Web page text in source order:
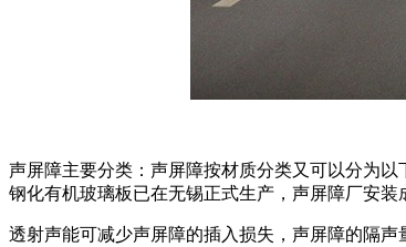
声屏障主要分类：声屏障按材质分类又可以分为
钢化有机玻璃板已在无锡正式生产，声屏障厂安
透射声能可减少声屏障的插入损失，声屏障的隔